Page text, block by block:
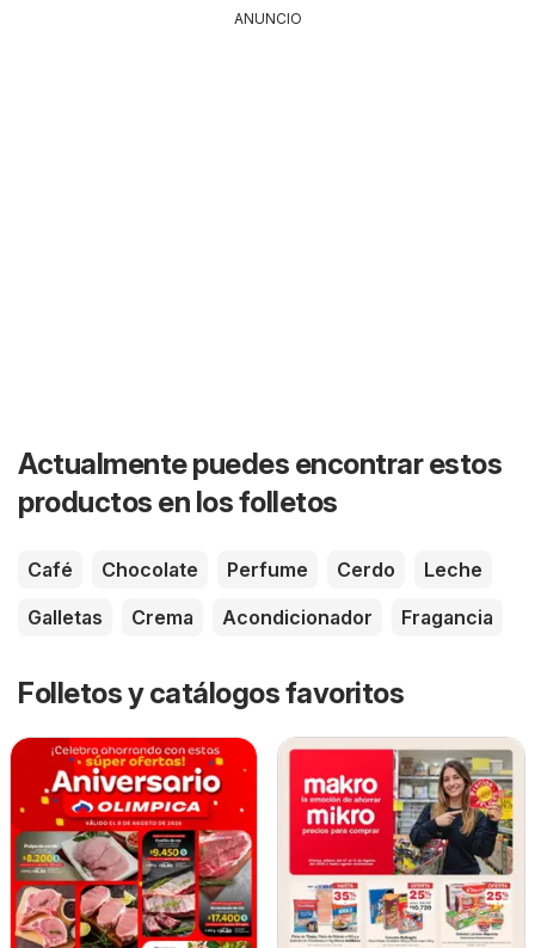
ANUNCIO
Actualmente puedes encontrar estos
productos en los folletos
Café Chocolate Perfume Cerdo
Leche
Galletas
Crema Acondicionador Fragancia
Folletos y catálogos favoritos